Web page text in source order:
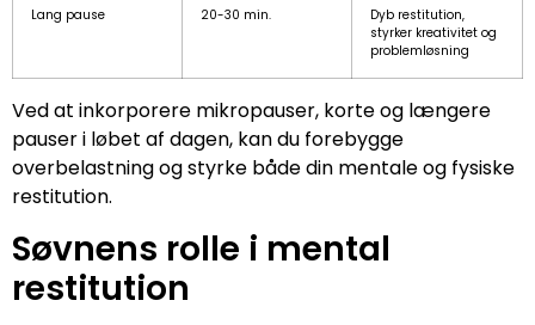
Lang pause 20-30 min.
Dyb restitution,
styrker kreativitet og
problemløsning
Ved at inkorporere mikropauser, korte og længere
pauser i løbet af dagen, kan du forebygge
overbelastning og styrke både din mentale og fysiske
restitution.
Søvnens rolle i mental
restitution